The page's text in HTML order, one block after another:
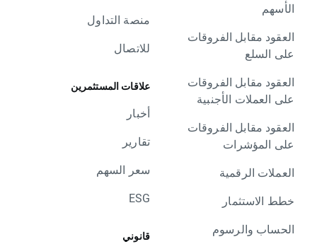
الأسهم
العقود مقابل الفروقات
على السلع
العقود مقابل الفروقات
على العملات الأجنبية
العقود مقابل الفروقات
على المؤشرات
العملات الرقمية
خطط الاستثمار
الحساب والرسوم
منصة التداول
للاتصال
علاقات المستثمرين
أخبار
تقارير
سعر السهم
ESG
قانوني